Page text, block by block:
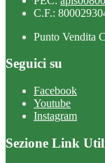
C.F.:
Punto Vendita
Seguici su
Facebook
Youtube
Instagram
Sezione Link